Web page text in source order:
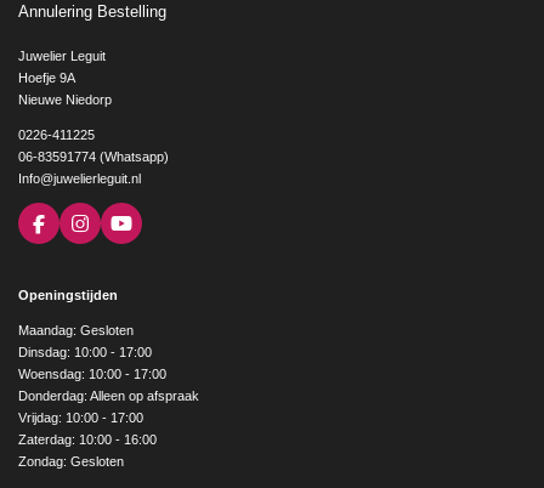
Annulering Bestelling
Juwelier Leguit
Hoefje 9A
Nieuwe Niedorp
0226-411225
06-83591774 (Whatsapp)
Info@juwelierleguit.nl
F
a
b
o
k
I
n
a
g
r
a
m
Y
o
e
Openingstijden
Maandag: Gesloten
Dinsdag: 10:00 - 17:00
Woensdag: 10:00 - 17:00
Donderdag: Alleen op afspraak
Vrijdag: 10:00 - 17:00
Zaterdag: 10:00 - 16:00
Zondag: Gesloten